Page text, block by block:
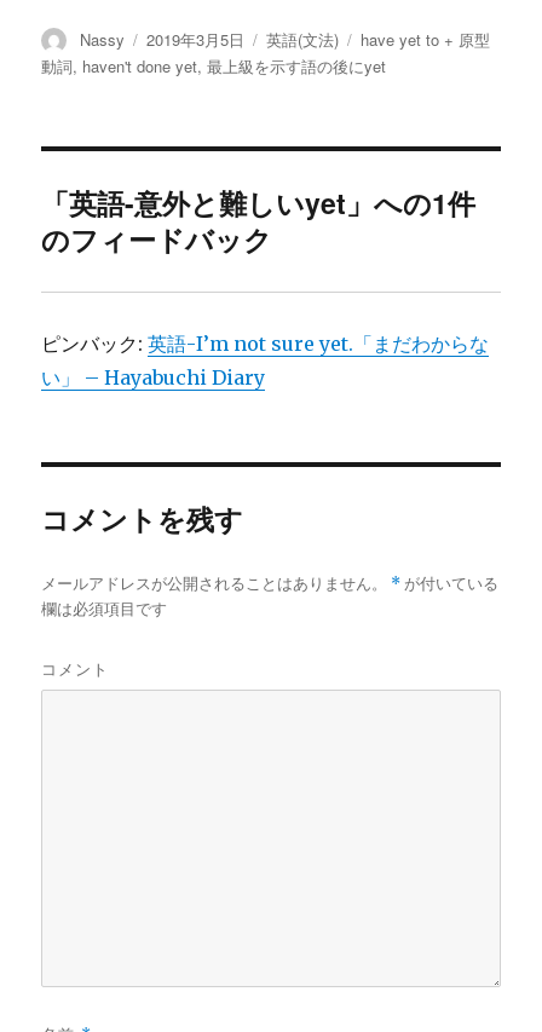
投
稿
Nassy
投
稿
2019年3月5日
カ
テ
英語(文法)
タ
グ
have yet to + 原型
動詞, haven't done yet,最上級を示す語の後にyet
「英語-意外と難しいyet」への1件
のフィードバック
ピンバック:英語-I’m not sure yet.「まだわからな
い」 – Hayabuchi Diary
コメントを残す
メールアドレスが公開されることはありません。 *が付いている
欄は必須項目です
コメント